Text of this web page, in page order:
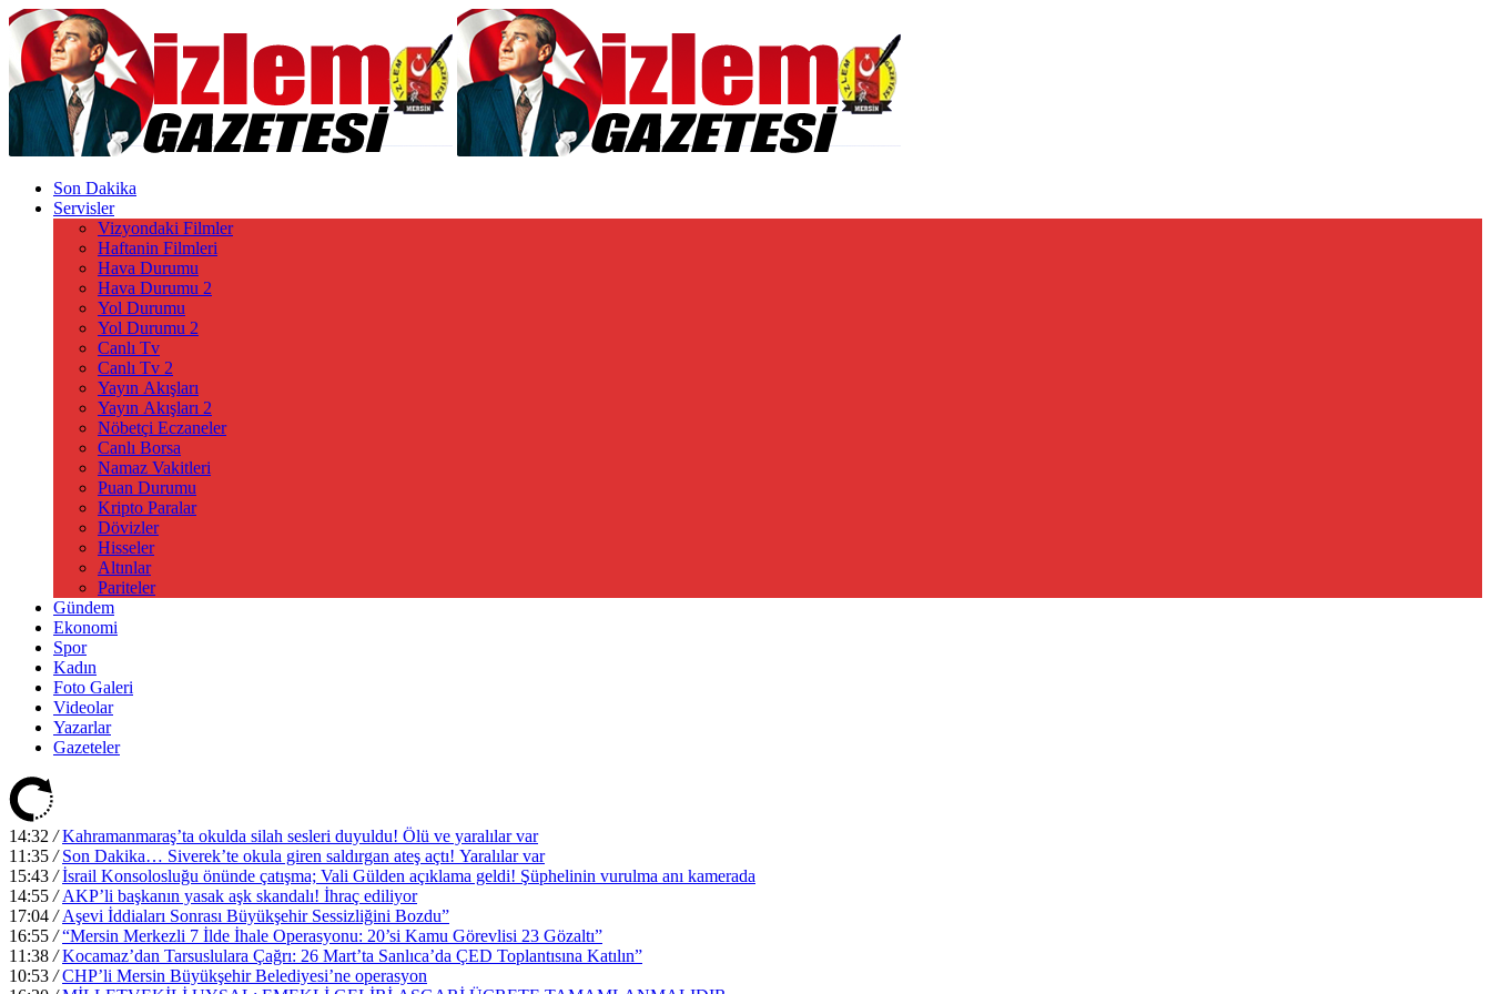
Son Dakika
Servisler
Vizyondaki Filmler
Haftanin Filmleri
Hava Durumu
Hava Durumu 2
Yol Durumu
Yol Durumu 2
Canlı Tv
Canlı Tv 2
Yayın Akışları
Yayın Akışları 2
Nöbetçi Eczaneler
Canlı Borsa
Namaz Vakitleri
Puan Durumu
Kripto Paralar
Dövizler
Hisseler
Altınlar
Pariteler
Gündem
Ekonomi
Spor
Kadın
Foto Galeri
Videolar
Yazarlar
Gazeteler
14:32 / Kahramanmaraş’ta okulda silah sesleri duyuldu! Ölü ve yaralılar var
11:35 / Son Dakika… Siverek’te okula giren saldırgan ateş açtı! Yaralılar var
15:43 / İsrail Konsolosluğu önünde çatışma; Vali Gülden açıklama geldi! Şüphelinin vurulma anı kamerada
14:55 / AKP’li başkanın yasak aşk skandalı! İhraç ediliyor
17:04 / Aşevi İddiaları Sonrası Büyükşehir Sessizliğini Bozdu”
16:55 / “Mersin Merkezli 7 İlde İhale Operasyonu: 20’si Kamu Görevlisi 23 Gözaltı”
11:38 / Kocamaz’dan Tarsuslulara Çağrı: 26 Mart’ta Sanlıca’da ÇED Toplantısına Katılın”
10:53 / CHP’li Mersin Büyükşehir Belediyesi’ne operasyon